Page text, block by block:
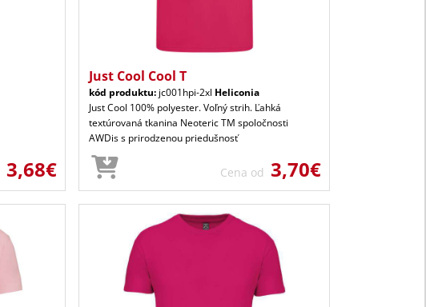
3,68€
Just Cool Cool T
kód produktu: jc001hpi-2xl Heliconia
Just Cool 100% polyester. Voľný strih. Ľahká
textúrovaná tkanina Neoteric TM spoločnosti
AWDis s prirodzenou priedušnosť
Cena od 3,70€